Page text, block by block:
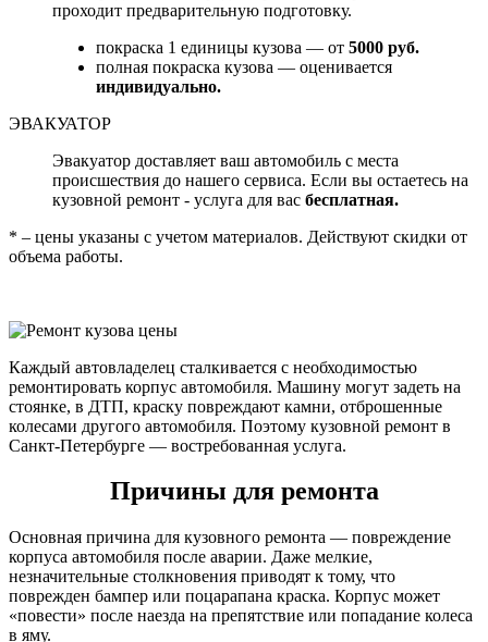
проходит предварительную подготовку.
покраска 1 единицы кузова — от 5000 руб.
полная покраска кузова — оценивается
индивидуально.
ЭВАКУАТОР
Эвакуатор доставляет ваш автомобиль с места
происшествия до нашего сервиса. Если вы остаетесь на
кузовной ремонт - услуга для вас бесплатная.
* – цены указаны с учетом материалов. Действуют скидки от
объема работы.
Каждый автовладелец сталкивается с необходимостью
ремонтировать корпус автомобиля. Машину могут задеть на
стоянке, в ДТП, краску повреждают камни, отброшенные
колесами другого автомобиля. Поэтому кузовной ремонт в
Санкт-Петербурге — востребованная услуга.
Причины для ремонта
Основная причина для кузовного ремонта — повреждение
корпуса автомобиля после аварии. Даже мелкие,
незначительные столкновения приводят к тому, что
поврежден бампер или поцарапана краска. Корпус может
«повести» после наезда на препятствие или попадание колеса
в яму.